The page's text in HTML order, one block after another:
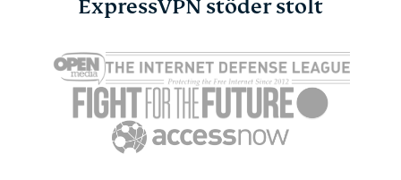
och privat på sociala
medier
Atika Lim 1 min
ExpressVPN stöder stolt